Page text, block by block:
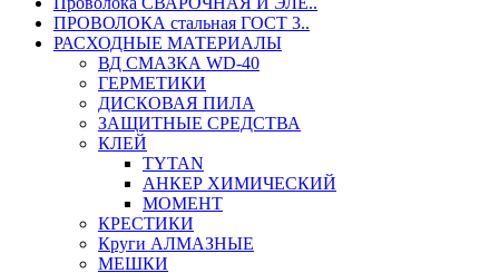
ПРОВОЛОКА стальная ГОСТ 3..
РАСХОДНЫЕ МАТЕРИАЛЫ
ВД СМАЗКА WD-40
ГЕРМЕТИКИ
ДИСКОВАЯ ПИЛА
ЗАЩИТНЫЕ СРЕДСТВА
КЛЕЙ
TYTAN
АНКЕР ХИМИЧЕСКИЙ
МОМЕНТ
КРЕСТИКИ
Круги АЛМАЗНЫЕ
МЕШКИ